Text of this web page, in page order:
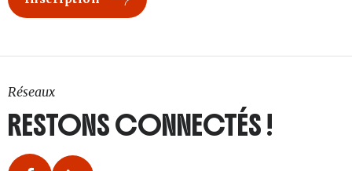
Réseaux
RESTONS CONNECTÉS !